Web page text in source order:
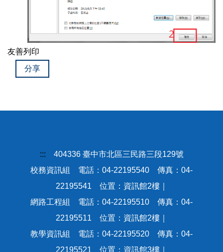
友善列印
分享
::: 404336 臺中市北區三民路三段129號
校務資訊組 電話：04-22195540 傳真：04-
22195541 位置：資訊館2樓｜
網路工程組 電話：04-22195510 傳真：04-
22195511 位置：資訊館2樓｜
教學資訊組 電話：04-22195520 傳真：04-
22195521 位置：資訊館3樓｜